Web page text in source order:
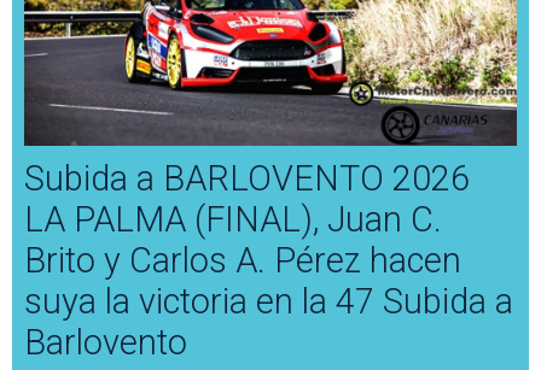
Subida a BARLOVENTO 2026
LA PALMA (FINAL), Juan C.
Brito y Carlos A. Pérez hacen
suya la victoria en la 47 Subida a
Barlovento